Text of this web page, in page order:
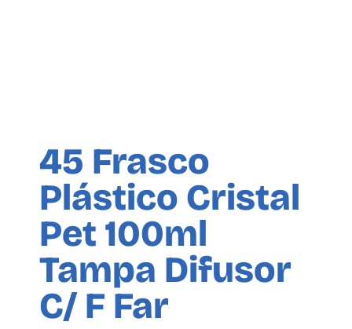
45 Frasco
Plástico Cristal
Pet 100ml
Tampa Difusor
C/ F Far